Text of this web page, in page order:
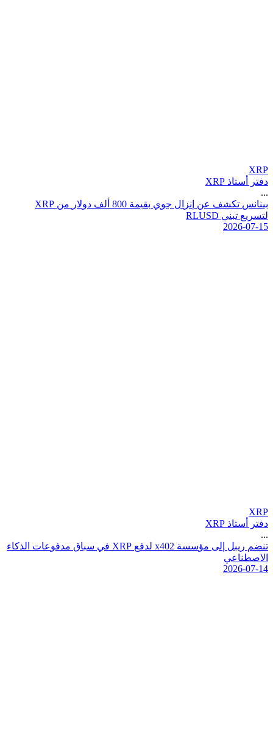
XRP
دفتر أستاذ XRP
...
بينانس تكشف عن نز ل جوي بقيمة 800 لف دولر من XRP
لتسر يع تبني RLUSD
2026-07-15
XRP
دفتر أستاذ XRP
...
تنضم ر يبل لى مؤسسة x402 لدفع XRP في سباق مدفوعات لذكاء
لصطناعي
2026-07-14